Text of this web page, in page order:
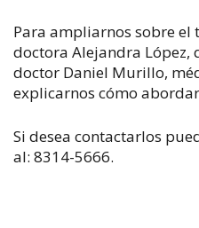
Para ampliarnos sobre el
doctora Alejandra López,
doctor Daniel Murillo,
explicarnos cómo
Si desea contactarlos
al: 8314-5666.